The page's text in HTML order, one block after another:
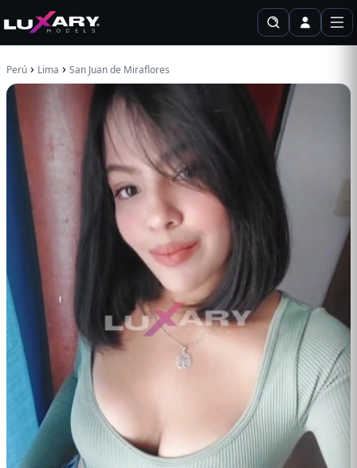
Perú › Lima › San Juan de Miraflores